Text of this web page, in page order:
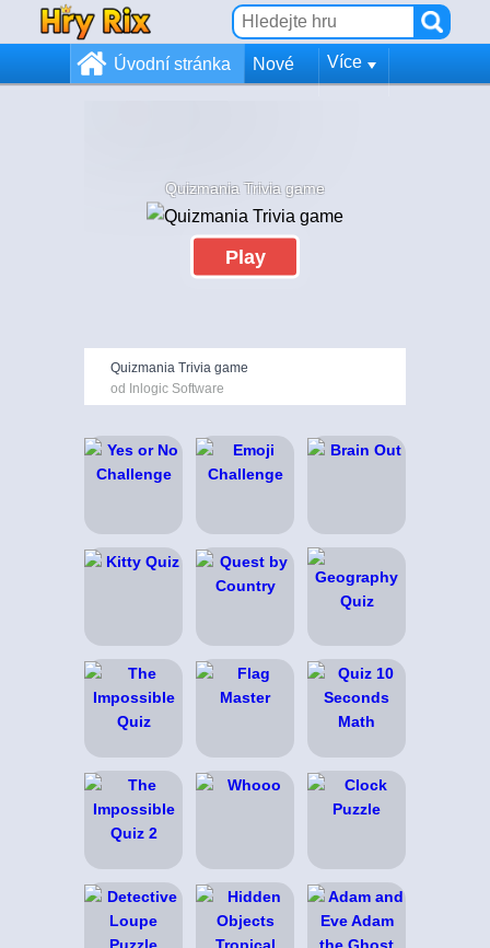
Úvodní stránka Nové Více
Quizmania Trivia game
Play
Quizmania Trivia game
od Inlogic Software